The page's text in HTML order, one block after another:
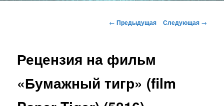
основному
Навигация
← Предыдущая Следующая →
Рецензия на фильм
«Бумажный тигр» (film